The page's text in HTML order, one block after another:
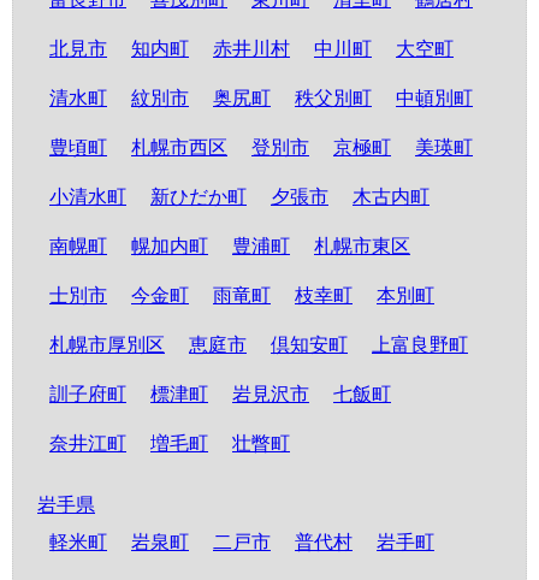
北見市 知内町 赤井川村 中川町 大空町
清水町 紋別市 奥尻町 秩父別町 中頓別町
豊頃町 札幌市西区 登別市 京極町 美瑛町
小清水町 新ひだか町 夕張市 木古内町
南幌町 幌加内町 豊浦町 札幌市東区
士別市 今金町 雨竜町 枝幸町 本別町
札幌市厚別区 恵庭市 倶知安町 上富良野町
訓子府町 標津町 岩見沢市 七飯町
奈井江町 増毛町 壮瞥町
岩手県
軽米町
岩泉町 二戸市 普代村 岩手町